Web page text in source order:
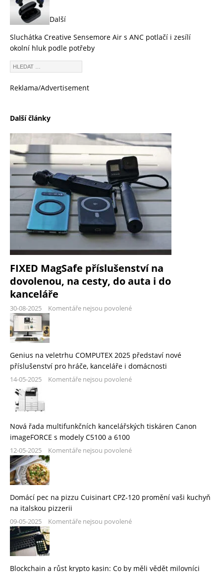
Další
Sluchátka Creative Sensemore Air s ANC potlačí i zesílí
okolní hluk podle potřeby
Reklama/Advertisement
Další články
FIXED MagSafe příslušenství na
dovolenou, na cesty, do auta i do
kanceláře
30-08-2025 Komentáře nejsou povolené
Genius na veletrhu COMPUTEX 2025 představí nové
příslušenství pro hráče, kanceláře i domácnosti
14-05-2025 Komentáře nejsou povolené
Nová řada multifunkčních kancelářských tiskáren Canon
imageFORCE s modely C5100 a 6100
12-05-2025 Komentáře nejsou povolené
Domácí pec na pizzu Cuisinart CPZ-120 promění vaši kuchyň
na italskou pizzerii
09-05-2025 Komentáře nejsou povolené
Blockchain a růst krypto kasin: Co by měli vědět milovníci